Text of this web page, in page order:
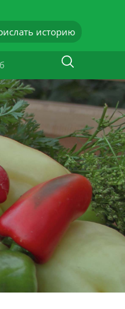
историю